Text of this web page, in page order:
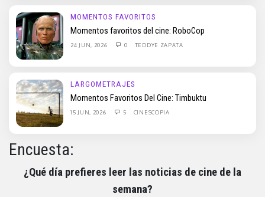
MOMENTOS FAVORITOS
Momentos favoritos del cine: RoboCop
24 JUN, 2026 0 TEDDYE ZAPATA
LARGOMETRAJES
Momentos Favoritos Del Cine: Timbuktu
15 JUN, 2026 5 CINESCOPIA
Encuesta:
¿Qué día prefieres leer las noticias de cine de la
semana?